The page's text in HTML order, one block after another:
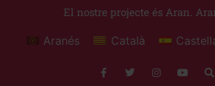
El nostre projecte és Aran.
Aranés Català